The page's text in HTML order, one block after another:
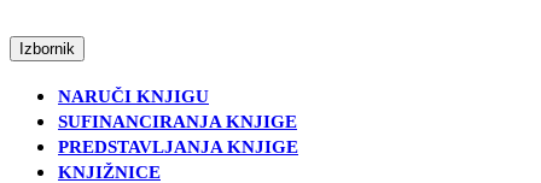
to
Skip
content
IzbornikOpen
NARUČI KNJIGU
SUFINANCIRANJA KNJIGE
PREDSTAVLJANJA KNJIGE
KNJIŽNICE